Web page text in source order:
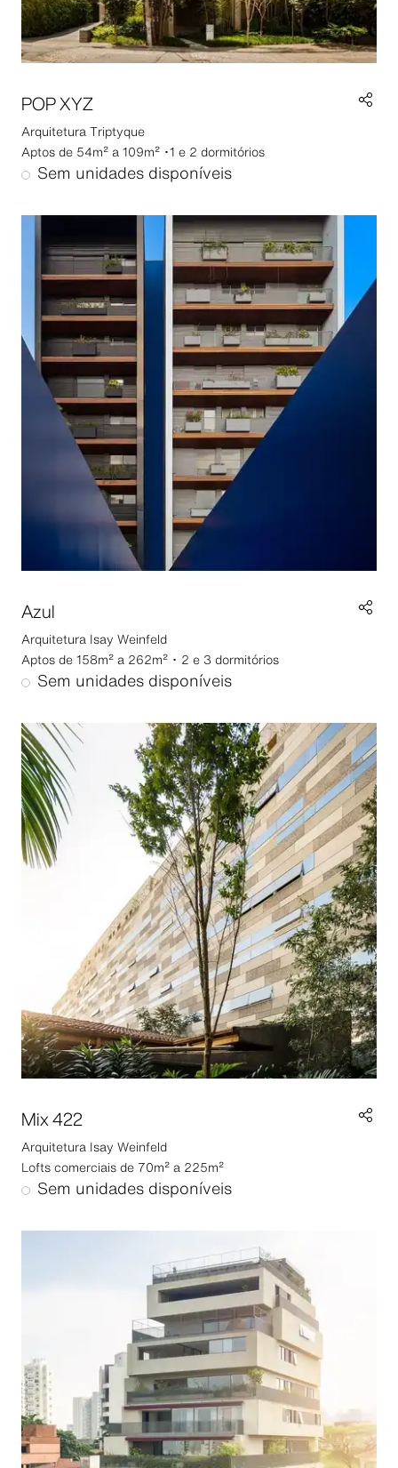
POP XYZ
Arquitetura Triptyque
Aptos de 54m² a 109m² ･1 e 2 dormitórios
Sem unidades disponíveis
Azul
Arquitetura
Isay Weinfeld
Aptos de 158m² a 262m² ･ 2 e 3 dormitórios
Sem unidades disponíveis
Mix 422
Arquitetura
Isay Weinfeld
Lofts comerciais de 70m² a 225m²
Sem unidades disponíveis